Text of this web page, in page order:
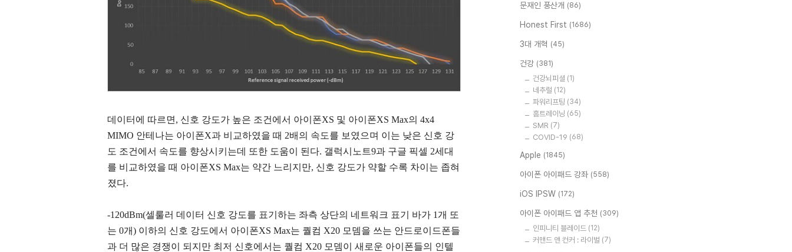
데이터에 따르면, 신호 강도가 높은 조건에서 아이폰XS 및 아이폰XS Max의 4x4
MIMO 안테나는 아이폰X과 비교하였을 때 2배의 속도를 보였으며 이는 낮은 신호 강
도 조건에서 속도를 향상시키는데 또한 도움이 된다. 갤럭시노트9과 구글 픽셀 2세대
를 비교하였을 때 아이폰XS Max는 약간 느리지만, 신호 강도가 약할 수록 차이는 좁혀
졌다.
-120dBm(셀룰러 데이터 신호 강도를 표기하는 좌측 상단의 네트워크 표기 바가 1개 또
는 0개) 이하의 신호 강도에서 아이폰XS Max는 퀄컴 X20 모뎀을 쓰는 안드로이드폰들
과 더 많은 경쟁이 되지만 최저 신호에서는 퀄컴 X20 모뎀이 새로운 아이폰들의 인텔
문재인 풍산개 (86)
Honest First (1686)
3대 개혁 (45)
건강 (381)
건강뇌피셜 (1)
네추럴 (12)
파워리프팅 (34)
홈트레이닝 (65)
SMR (7)
COVID-19 (68)
Apple (1845)
아이폰 아이패드 강좌 (558)
iOS IPSW (172)
아이폰 아이패드 앱 추천 (309)
인피니티 블레이드 (12)
커맨드 앤 컨커 : 라이벌 (7)